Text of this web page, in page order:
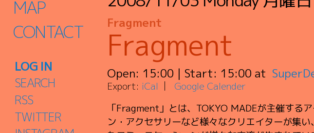
MAP
CONTACT
LOG IN
SEARCH
RSS
TWITTER
Fragment
Fragment
Open: 15:00 | Start: 15:00
Export: iCal
Google Calender
「Fragment」とは、TOKYO MADEが主催する
ン・アクセサリーなど様々なクリエイターが集